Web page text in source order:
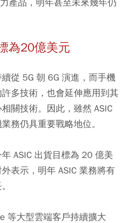
為20億美元
從 5G 朝 6G 演進，而手機
多技術，也會延伸應用到其
關技術。因此，雖然 ASIC
務仍具重要戰略地位。
ASIC 出貨目標為 20 億美
表示，明年 ASIC 業務將有
等大型雲端客戶持續擴大